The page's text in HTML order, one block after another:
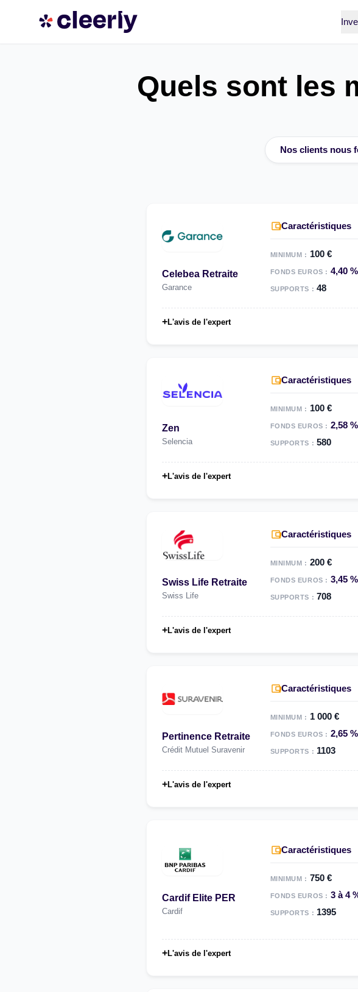
Quels sont les
Nos clients nous
Celebea Retraite
Garance
Caractéristiques
MINIMUM : 100 €
FONDS EUROS : 4,40 %
SUPPORTS : 48
+L'avis de l'expert
Zen
Selencia
Caractéristiques
MINIMUM : 100 €
FONDS EUROS : 2,58 %
SUPPORTS : 580
+L'avis de l'expert
Swiss Life Retraite
Swiss Life
Caractéristiques
MINIMUM : 200 €
FONDS EUROS : 3,45 %
SUPPORTS : 708
+L'avis de l'expert
Pertinence Retraite
Crédit Mutuel Suravenir
Caractéristiques
MINIMUM : 1 000 €
FONDS EUROS : 2,65 %
SUPPORTS : 1103
+L'avis de l'expert
Cardif Elite PER
Cardif
Caractéristiques
MINIMUM : 750 €
FONDS EUROS : 3 à 4
SUPPORTS : 1395
+L'avis de l'expert